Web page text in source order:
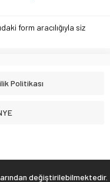
form aracılığıyla siz
Politikası
değiştirilebilmektedir.